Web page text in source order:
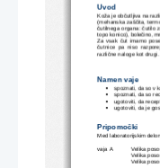
Uvod
Koža je občutljiva na
(mehanska zaščita,
čutilnega organa: čutilo
topo konico), bolečino,
Za vsak čut imamo
čutnice   pa   niso
različne naloge kot drugi.
Namen vaje

spoznati, da so v

spoznati, da so

ugotoviti, da

ugotoviti, da je
Pripomočki
Med laboratorijskim
vaja A
Velika
Velika
Velika